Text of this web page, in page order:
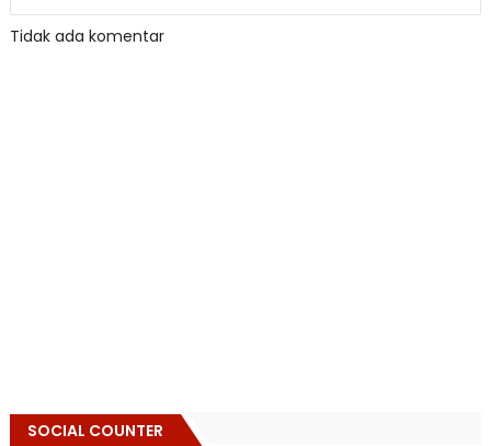
Tidak ada komentar
SOCIAL COUNTER